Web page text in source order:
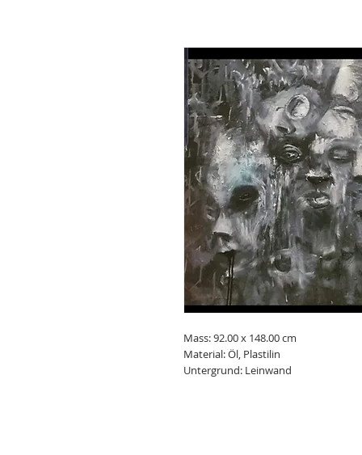
Mass: 92.00 x 148.00 cm
Material: Öl, Plastilin
Untergrund: Leinwand